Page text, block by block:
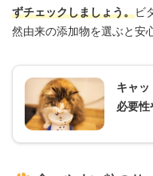
ずチェックしましょう。ビ
然由来の添加物を選ぶと安
キャッ
必要